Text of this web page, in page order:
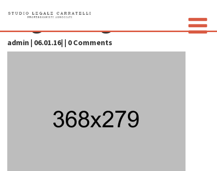
PRIVACY POLICY
img05-large
admin | 06.01.16| | 0 Comments